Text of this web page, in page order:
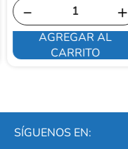
＋
－
AGREGAR AL
CARRITO
SÍGUENOS EN: